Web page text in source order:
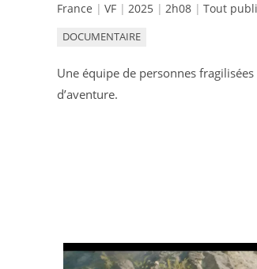
France
VF 2025 2h08 Tout
DOCUMENTAIRE
Une équipe de personnes
d’aventure.